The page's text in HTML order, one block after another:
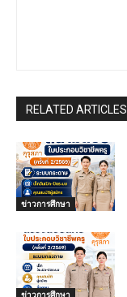
RELATED ARTICLES
ข่าวการศึกษา
ข่าวการศึกษา